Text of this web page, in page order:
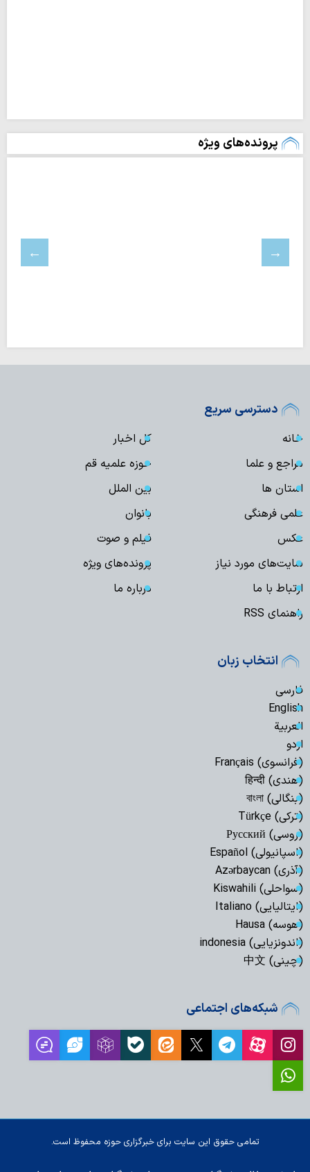
پرونده‌های ویژه
دسترسی سریع
خانه
کل اخبار
مراجع و علما
حوزه علمیه قم
استان ها
بین الملل
علمی فرهنگی
بانوان
عکس
فیلم و صوت
سایت‌های مورد نیاز
پرونده‌های ویژه
ارتباط با ما
درباره ما
راهنمای RSS
انتخاب زبان
فارسی
English
العربیة
اردو
(فرانسوی) Français
(هندی) हिन्दी
(بنگالی) বাংলা
(ترکی) Türkçe
(روسی) Русский
(اسپانیولی) Español
(آذری) Azərbaycan
(سواحلی) Kiswahili
(ایتالیایی) Italiano
(هوسه) Hausa
(اندونزیایی) indonesia
(چینی) 中文
شبکه‌های اجتماعی
تمامی حقوق این سایت برای خبرگزاری حوزه محفوظ است.